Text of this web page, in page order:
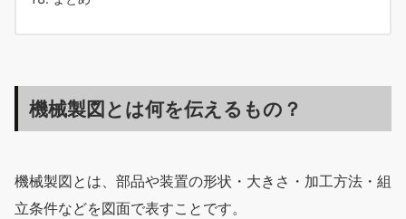
機械製図とは何を伝えるもの？
機械製図とは、部品や装置の形状・大きさ・加工方法・組
立条件などを図面で表すことです。